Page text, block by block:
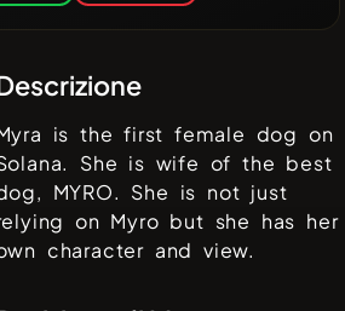
is the first female dog on
She is wife of the best
MYRO. She is not just
on Myro but she has her
character and view.